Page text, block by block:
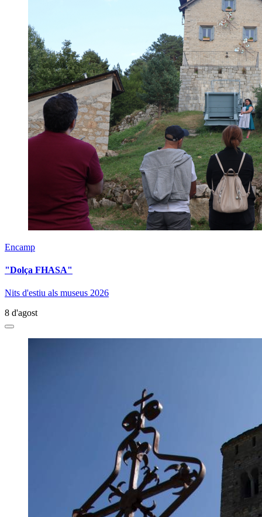
Encamp
"Dolça FHASA"
Nits d'estiu als museus 2026
8 d'agost